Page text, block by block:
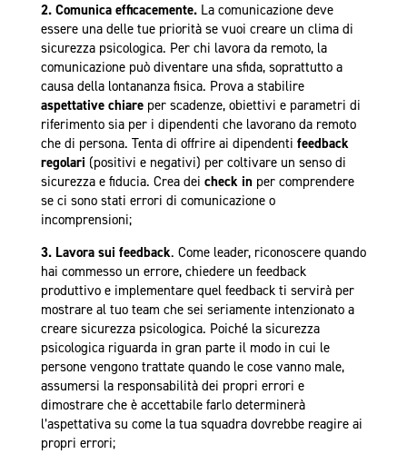
2. Comunica efficacemente.La comunicazione deve
essere una delle tue priorità se vuoi creare un clima di
sicurezza psicologica. Per chi lavora da remoto, la
comunicazione può diventare una sfida, soprattutto a
causa della lontananza fisica. Prova a stabilire
aspettative chiareper scadenze, obiettivi e parametri di
riferimento sia per i dipendenti che lavorano da remoto
che di persona. Tenta di offrire ai dipendenti feedback
regolari (positivi e negativi) per coltivare un senso di
sicurezza e fiducia. Crea dei check inper comprendere
se ci sono stati errori di comunicazione o
incomprensioni;
3. Lavora sui feedback. Come leader, riconoscere quando
hai commesso un errore, chiedere un feedback
produttivo e implementare quel feedback ti servirà per
mostrare al tuo team che sei seriamente intenzionato a
creare sicurezza psicologica. Poiché la sicurezza
psicologica riguarda in gran parte il modo in cui le
persone vengono trattate quando le cose vanno male,
assumersi la responsabilità dei propri errori e
dimostrare che è accettabile farlo determinerà
l’aspettativa su come la tua squadra dovrebbe reagire ai
propri errori;